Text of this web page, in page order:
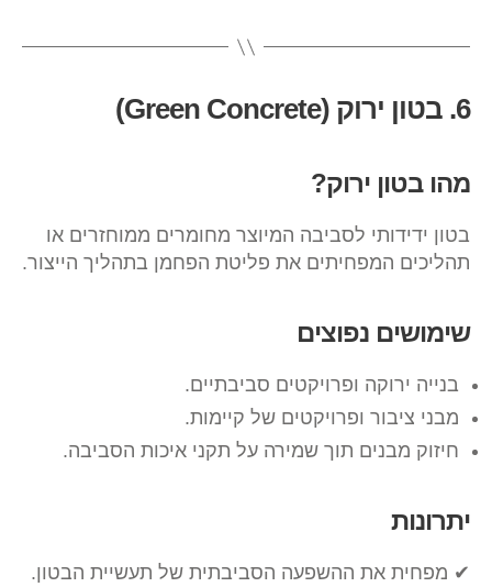
6. בטון ירוק (Green Concrete)
מהו בטון ירוק?
בטון ידידותי לסביבה המיוצר מחומרים ממוחזרים או
תהליכים המפחיתים את פליטת הפחמן בתהליך הייצור.
שימושים נפוצים
בנייה ירוקה ופרויקטים סביבתיים.
מבני ציבור ופרויקטים של קיימות.
חיזוק מבנים תוך שמירה על תקני איכות הסביבה.
יתרונות
✔ מפחית את ההשפעה הסביבתית של תעשיית הבטון.